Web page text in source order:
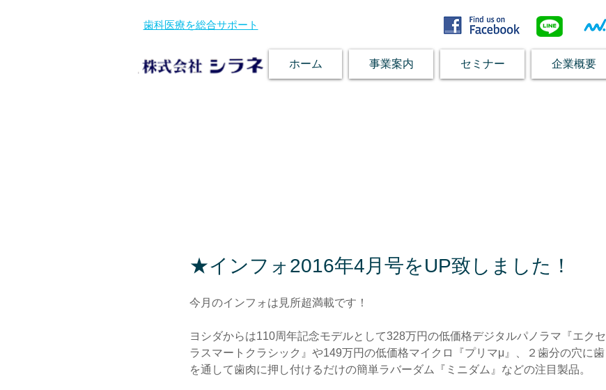
歯科医療を総合サポート
ホーム 事業案内 セミナー 企業概要
★インフォ2016年4月号をUP致しました！
今月のインフォは見所超満載です！
ヨシダからは110周年記念モデルとして328万円の低価格デジタルパノラマ『エクセ
ラスマートクラシック』や149万円の低価格マイクロ『プリマμ』、２歯分の穴に歯
を通して歯肉に押し付けるだけの簡単ラバーダム『ミニダム』などの注目製品。